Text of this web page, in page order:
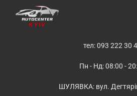
тел: 093 222 30
Пн - Нд: 08:00 -
ШУЛЯВКА: вул.